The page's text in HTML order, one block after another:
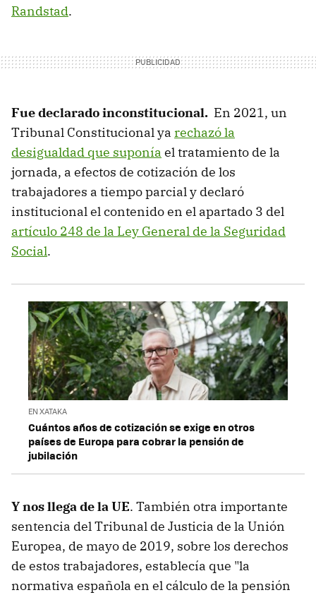
Randstad.
Fue declarado inconstitucional. En 2021, un
Tribunal Constitucional ya rechazó la
desigualdad que suponía el tratamiento de la
jornada, a efectos de cotización de los
trabajadores a tiempo parcial y declaró
institucional el contenido en el apartado 3 del
artículo 248 de la Ley General de la Seguridad
Social.
EN XATAKA
Cuántos años de cotización se exige en otros
países de Europa para cobrar la pensión de
jubilación
Y nos llega de la UE. También otra importante
sentencia del Tribunal de Justicia de la Unión
Europea, de mayo de 2019, sobre los derechos
de estos trabajadores, establecía que "la
normativa española en el cálculo de la pensión